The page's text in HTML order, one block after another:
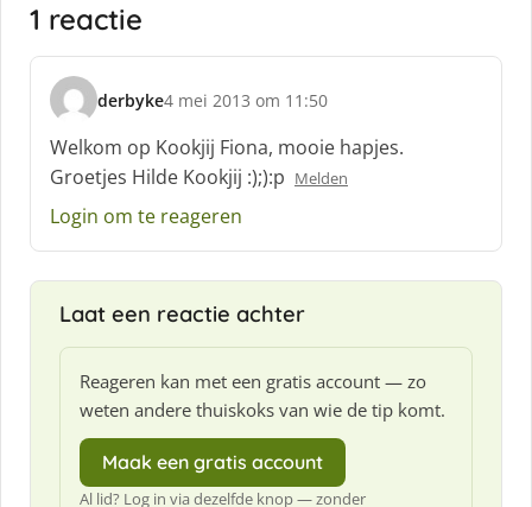
1 reactie
derbyke
s
c
h
r
e
:
4 mei 2013 om 11:50
Welkom op Kookjij Fiona, mooie hapjes.
Groetjes Hilde Kookjij :);):p Melden
Login om te reageren
Laat een reactie achter
Reageren kan met een gratis account — zo
weten andere thuiskoks van wie de tip komt.
Maak een gratis account
Al lid? Log in via dezelfde knop — zonder